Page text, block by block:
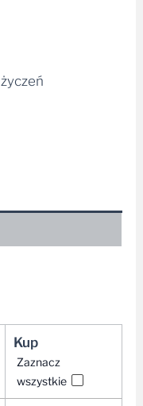
Kup
Zaznacz
wszystkie